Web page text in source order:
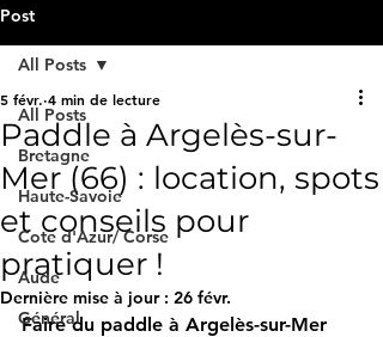
Post
All Posts
Bretagne
Haute-Savoie
Cote d'Azur/ Corse
Aude
Général
All Posts
Paddle à Argelès-sur-
Mer (66) : location, spots
et conseils pour
pratiquer !
5 févr. 4 min de lecture
Dernière mise à jour : 26 févr.
Faire du paddle à Argelès-sur-Mer